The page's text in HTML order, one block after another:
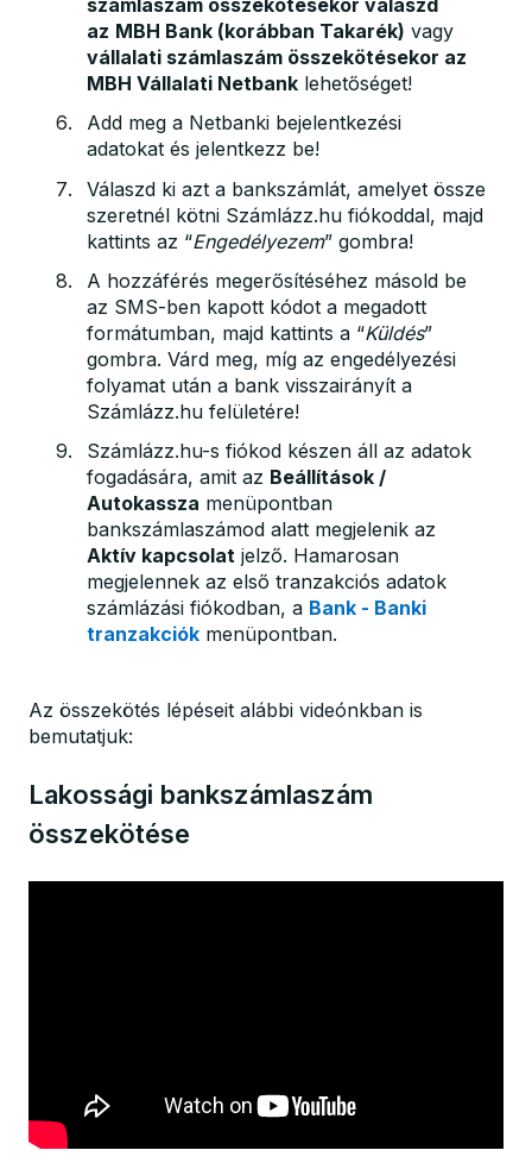
számlaszám összekötésekor válaszd
az MBH Bank (korábban Takarék) vagy
vállalati számlaszám összekötésekor az
MBH Vállalati Netbank lehetőséget!
Add meg a Netbanki bejelentkezési
adatokat és jelentkezz be!
Válaszd ki azt a bankszámlát, amelyet össze
szeretnél kötni Számlázz.hu fiókoddal, majd
kattints az “Engedélyezem” gombra!
A hozzáférés megerősítéséhez másold be
az SMS-ben kapott kódot a megadott
formátumban, majd kattints a “Küldés”
gombra. Várd meg, míg az engedélyezési
folyamat után a bank visszairányít a
Számlázz.hu felületére!
Számlázz.hu-s fiókod készen áll az adatok
fogadására, amit az Beállítások /
Autokassza menüpontban
bankszámlaszámod alatt megjelenik az
Aktív kapcsolat jelző. Hamarosan
megjelennek az első tranzakciós adatok
számlázási fiókodban, a Bank - Banki
tranzakciók menüpontban.
Az összekötés lépéseit alábbi videónkban is
bemutatjuk:
Lakossági bankszámlaszám
összekötése